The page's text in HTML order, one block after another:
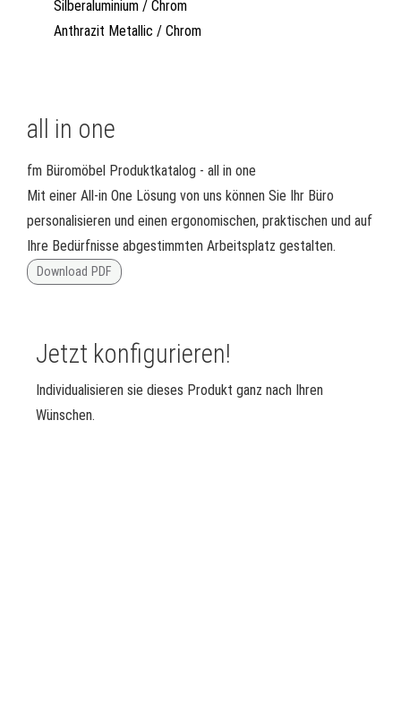
Silberaluminium / Chrom
Anthrazit Metallic / Chrom
all in one
fm Büromöbel Produktkatalog - all in one
Mit einer All-in One Lösung von uns können Sie Ihr Büro
personalisieren und einen ergonomischen, praktischen und auf
Ihre Bedürfnisse abgestimmten Arbeitsplatz gestalten.
Download PDF
Jetzt konfigurieren!
Individualisieren sie dieses Produkt ganz nach Ihren
Wünschen.